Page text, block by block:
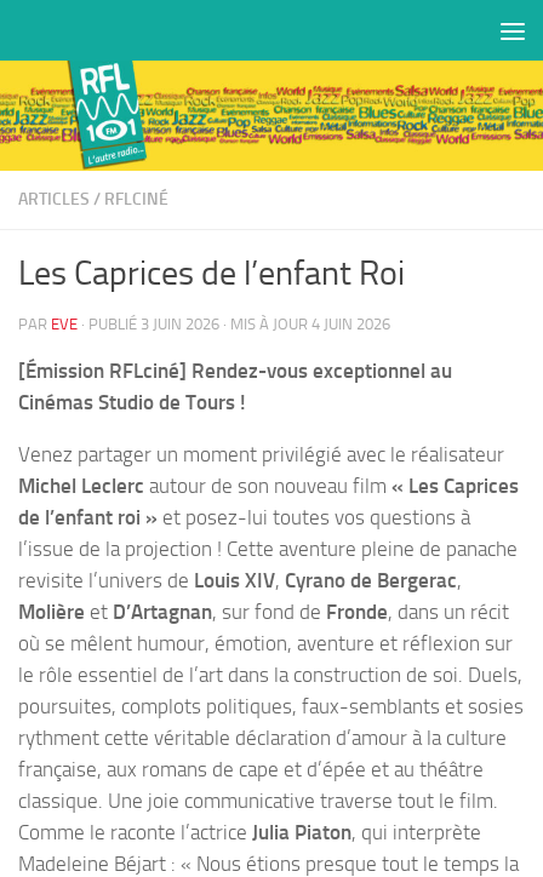
ARTICLES / RFLCINÉ
Les Caprices de l’enfant Roi
PAR EVE · PUBLIÉ 3 JUIN 2026 · MIS À JOUR 4 JUIN 2026
[Émission RFLciné] Rendez-vous exceptionnel au
Cinémas Studio de Tours !
Venez partager un moment privilégié avec le réalisateur
Michel Leclerc autour de son nouveau film « Les Caprices
de l’enfant roi » et posez-lui toutes vos questions à
l’issue de la projection ! Cette aventure pleine de panache
revisite l’univers de Louis XIV, Cyrano de Bergerac,
Molière et D’Artagnan, sur fond de Fronde, dans un récit
où se mêlent humour, émotion, aventure et réflexion sur
le rôle essentiel de l’art dans la construction de soi. Duels,
poursuites, complots politiques, faux-semblants et sosies
rythment cette véritable déclaration d’amour à la culture
française, aux romans de cape et d’épée et au théâtre
classique. Une joie communicative traverse tout le film.
Comme le raconte l’actrice Julia Piaton, qui interprète
Madeleine Béjart : « Nous étions presque tout le temps la